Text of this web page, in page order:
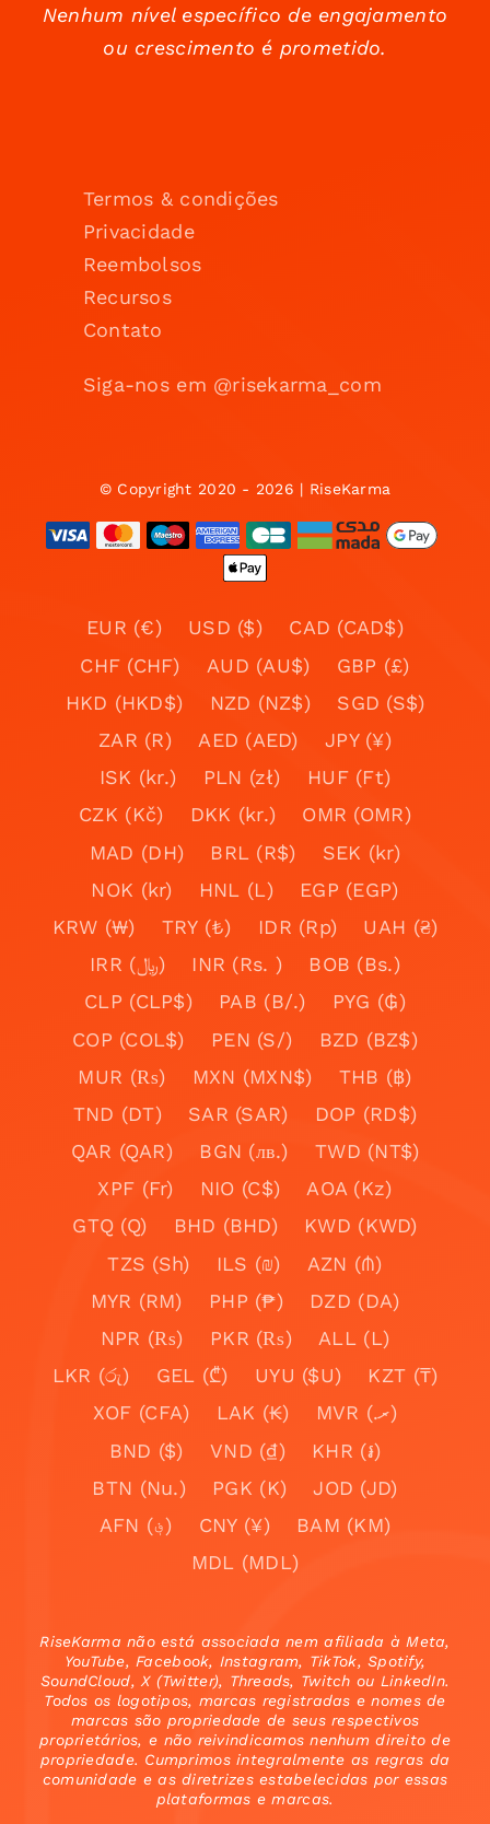
Nenhum nível específico de engajamento
ou crescimento é prometido.
Termos & condições
Privacidade
Reembolsos
Recursos
Contato
Siga-nos em @risekarma_com
© Copyright 2020 - 2026 | RiseKarma
EUR (€) USD ($)
CAD (CAD$)
CHF (CHF)
AUD (AU$)
GBP (£)
HKD (HKD$)
NZD (NZ$)
SGD (S$)
ZAR (R)
AED (AED)
JPY (¥)
ISK (kr.)
PLN (zł)
HUF (Ft)
CZK (Kč)
DKK (kr.)
OMR (OMR)
MAD (DH)
BRL (R$)
SEK (kr)
NOK (kr)
HNL (L)
EGP (EGP)
KRW (₩)
TRY (₺) IDR (Rp)
UAH (₴)
IRR (﷼)
INR (Rs. )
BOB (Bs.)
CLP (CLP$)
PAB (B/.)
PYG (₲)
COP (COL$)
PEN (S/)
BZD (BZ$)
MUR (₨)
MXN (MXN$)
THB (฿)
TND (DT)
SAR (SAR)
DOP (RD$)
QAR (QAR)
BGN (лв.)
TWD (NT$)
XPF (Fr)
NIO (C$)
AOA (Kz)
GTQ (Q)
BHD (BHD)
KWD (KWD)
TZS (Sh)
ILS (₪)
AZN (₼)
MYR (RM)
PHP (₱)
DZD (DA)
NPR (₨)
PKR (₨)
ALL (L)
LKR (රු)
GEL (₾) UYU ($U)
KZT (₸)
XOF (CFA)
LAK (₭)
MVR (.ރ)
BND ($)
VND (₫)
KHR (៛)
BTN (Nu.)
PGK (K)
JOD (JD)
AFN (؋)
CNY (¥)
BAM (KM)
MDL (MDL)
RiseKarma não está associada nem afiliada à Meta,
YouTube, Facebook, Instagram, TikTok, Spotify,
SoundCloud, X (Twitter), Threads, Twitch ou LinkedIn.
Todos os logotipos, marcas registradas e nomes de
marcas são propriedade de seus respectivos
proprietários, e não reivindicamos nenhum direito de
propriedade. Cumprimos integralmente as regras da
comunidade e as diretrizes estabelecidas por essas
plataformas e marcas.